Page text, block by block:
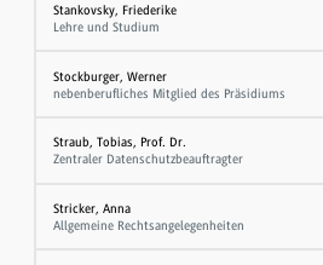
Stankovsky, Friederike
Lehre und Studium
Stockburger, Werner
nebenberufliches Mitglied des Präsidiums
Straub, Tobias, Prof. Dr.
Zentraler Datenschutzbeauftragter
Stricker, Anna
Allgemeine Rechtsangelegenheiten